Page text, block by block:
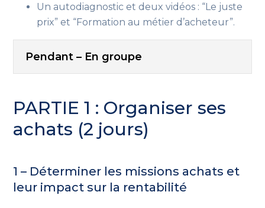
Un autodiagnostic et deux vidéos : “Le juste
prix” et “Formation au métier d’acheteur”.
Pendant – En groupe
PARTIE 1 : Organiser ses
achats (2 jours)
1 – Déterminer les missions achats et
leur impact sur la rentabilité